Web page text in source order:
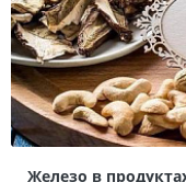
Железо в